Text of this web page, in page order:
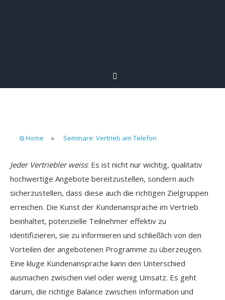
⧉ Home » Seminare: Vertrieb am Telefon
Jeder Vertriebler weiss: Es ist nicht nur wichtig, qualitativ
hochwertige Angebote bereitzustellen, sondern auch
sicherzustellen, dass diese auch die richtigen Zielgruppen
erreichen. Die Kunst der Kundenansprache im Vertrieb
beinhaltet, potenzielle Teilnehmer effektiv zu
identifizieren, sie zu informieren und schließlich von den
Vorteilen der angebotenen Programme zu überzeugen.
Eine kluge Kundenansprache kann den Unterschied
ausmachen zwischen viel oder wenig Umsatz. Es geht
darum, die richtige Balance zwischen Information und